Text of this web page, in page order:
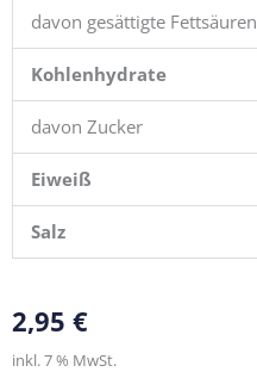
davon gesättigte Fettsäuren
Kohlenhydrate
davon Zucker
Eiweiß
Salz
2,95 €
inkl. 7 % MwSt.